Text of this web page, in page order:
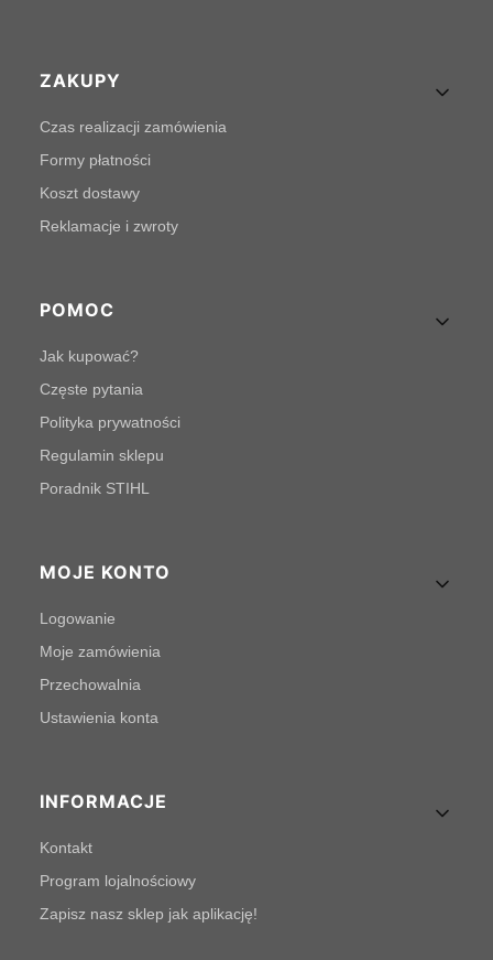
Linki w stopce
ZAKUPY
Czas realizacji zamówienia
Formy płatności
Koszt dostawy
Reklamacje i zwroty
POMOC
Jak kupować?
Częste pytania
Polityka prywatności
Regulamin sklepu
Poradnik STIHL
MOJE KONTO
Logowanie
Moje zamówienia
Przechowalnia
Ustawienia konta
INFORMACJE
Kontakt
Program lojalnościowy
Zapisz nasz sklep jak aplikację!